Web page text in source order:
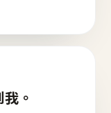
。